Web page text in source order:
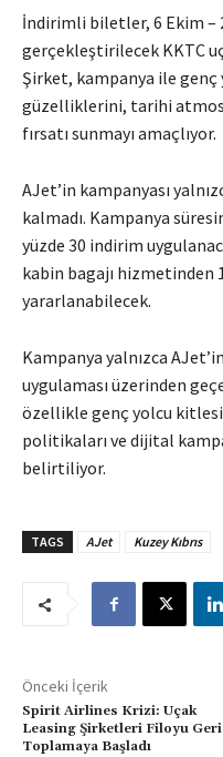
İndirimli biletler, 6 Ekim –
gerçekleştirilecek KKTC
Şirket, kampanya ile genç
güzelliklerini, tarihi
fırsatı sunmayı amaçlıyor.
AJet’in kampanyası
kalmadı. Kampanya
yüzde 30 indirim
kabin bagajı hizmetinden
yararlanabilecek.
Kampanya yalnızca
uygulaması üzerinden
özellikle genç yolcu
politikaları ve dijital
belirtiliyor.
TAGS AJet Kuzey Kıbrıs
Önceki İçerik
Spirit Airlines Krizi: Uçak
Leasing Şirketleri Filoyu Geri
Toplamaya Başladı